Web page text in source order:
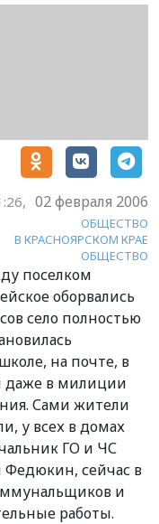
02 февраля 2006
ОБЩЕСТВО
В КРАСНОЯРСКОМ КРАЕ
ОБЩЕСТВО
поселком
оборвались
село полностью
на почте, в
даже в милиции
Сами жители
у всех в домах
ГО и ЧС
Федюкин, сейчас в
и
работы.